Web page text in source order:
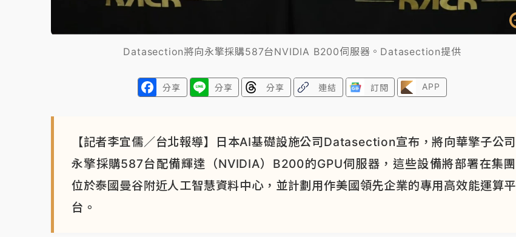
Datasection將向永擎採購587台NVIDIA B200伺服器。Datasection提供
分享 分享 分享 連結 訂閱 APP
【記者李宜儒／台北報導】日本AI基礎設施公司Datasection宣布，將向華擎子公司
永擎採購587台配備輝達（NVIDIA）B200的GPU伺服器，這些設備將部署在集團
位於泰國曼谷附近人工智慧資料中心，並計劃用作美國領先企業的專用高效能運算平
台。